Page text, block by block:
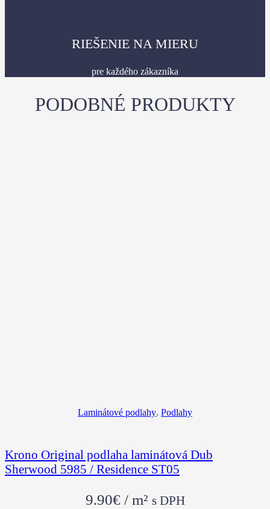
RIEŠENIE NA MIERU
pre každého zákazníka
PODOBNÉ PRODUKTY
Laminátové podlahy, Podlahy
Krono Original podlaha laminátová Dub
Sherwood 5985 / Residence ST05
9.90€ / m² s DPH